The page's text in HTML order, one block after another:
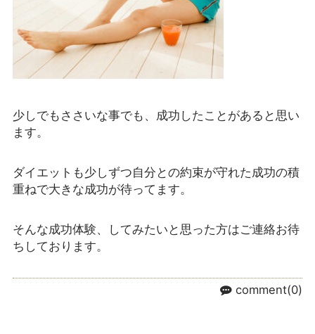
少しでもささいな事でも、成功したことがあると思い
ます。
ダイエットも少しずつ自分との約束が守れた成功の積
重ねで大きな成功が待ってます。
そんな成功体験、してみたいと思った方はご連絡お待
ちしております。
comment(0)